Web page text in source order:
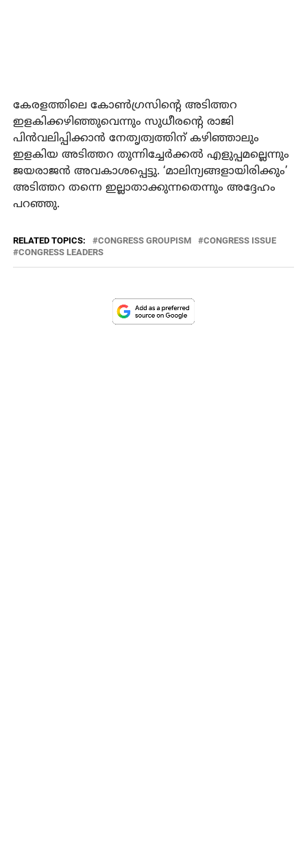
കേരളത്തിലെ കോണ്‍ഗ്രസിന്റെ അടിത്തറ
ഇളകിക്കഴിഞ്ഞുവെന്നും സുധീരന്റെ രാജി
പിന്‍വലിപ്പിക്കാന്‍ നേതൃത്വത്തിന് കഴിഞ്ഞാലും
ഇളകിയ അടിത്തറ തുന്നിച്ചേര്‍ക്കല്‍ എളുപ്പമല്ലെന്നും
ജയരാജന്‍ അവകാശപ്പെട്ടു. ‘മാലിന്യങ്ങളായിരിക്കും’
അടിത്തറ തന്നെ ഇല്ലാതാക്കുന്നതെന്നും അദ്ദേഹം
പറഞ്ഞു.
RELATED TOPICS: CONGRESS GROUPISM
CONGRESS ISSUE
CONGRESS LEADERS